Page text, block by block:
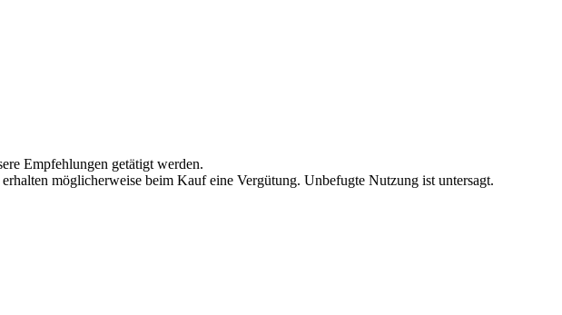
Empfehlungen getätigt werden.
möglicherweise beim Kauf eine Vergütung. Unbefugte Nutzung ist untersagt.